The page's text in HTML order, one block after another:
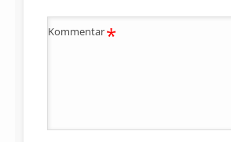
Kommentar*